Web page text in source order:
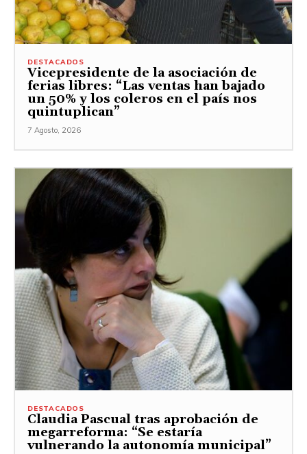
DESTACADOS
Vicepresidente de la asociación de
ferias libres: “Las ventas han bajado
un 50% y los coleros en el país nos
quintuplican”
7 Agosto, 2026
DESTACADOS
Claudia Pascual tras aprobación de
megarreforma: “Se estaría
vulnerando la autonomía municipal”